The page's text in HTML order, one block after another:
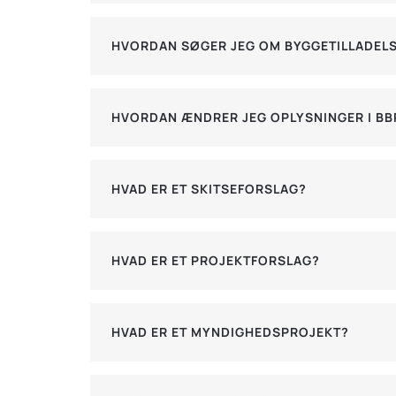
HVORDAN SØGER JEG OM
HVORDAN ÆNDRER JEG OPLYSNINGER I
HVAD ER ET SKITSEFORSLAG?
HVAD ER ET PROJEKTFORSLAG?
HVAD ER ET MYNDIGHEDSPROJEKT?